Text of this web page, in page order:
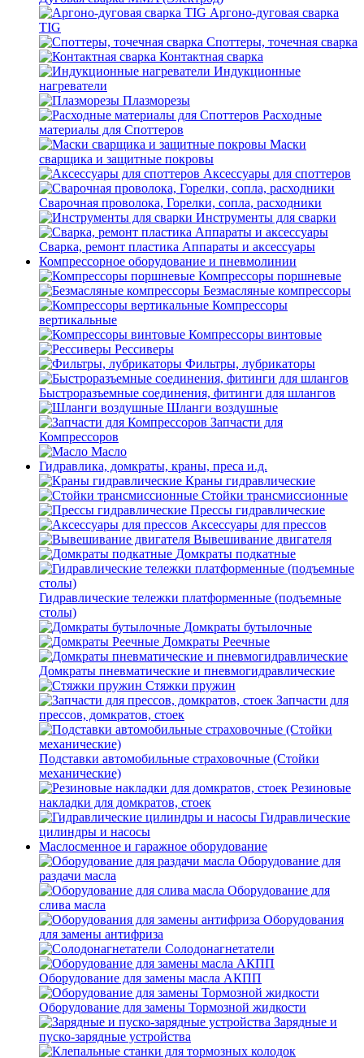
Аргоно-дуговая сварка
TIG
Споттеры, точечная сварка
Контактная сварка
Индукционные
нагреватели
Плазморезы
Расходные
материалы для Споттеров
Маски
сварщика и защитные покровы
Аксессуары для споттеров
Сварочная проволока, Горелки, сопла, расходники
Инструменты для сварки
Сварка, ремонт пластика Аппараты и аксессуары
Компрессорное оборудование и пневмолинии
Компрессоры поршневые
Безмасляные компрессоры
Компрессоры
вертикальные
Компрессоры винтовые
Рессиверы
Фильтры, лубрикаторы
Быстроразъемные соединения, фитинги для шлангов
Шланги воздушные
Запчасти для
Компрессоров
Масло
Гидравлика, домкраты, краны, преса и.д.
Краны гидравлические
Стойки трансмиссионные
Прессы гидравлические
Аксессуары для прессов
Вывешивание двигателя
Домкраты подкатные
Гидравлические тележки платформенные (подъемные
столы)
Домкраты бутылочные
Домкраты Реечные
Домкраты пневматические и пневмогидравлические
Стяжки пружин
Запчасти для
прессов, домкратов, стоек
Подставки автомобильные страховочные (Стойки
механические)
Резиновые
накладки для домкратов, стоек
Гидравлические
цилиндры и насосы
Маслосменное и гаражное оборудование
Оборудование для
раздачи масла
Оборудование для
слива масла
Оборудования
для замены антифриза
Солодонагнетатели
Оборудование для замены масла АКПП
Оборудование для замены Тормозной жидкости
Зарядные и
пуско-зарядные устройства